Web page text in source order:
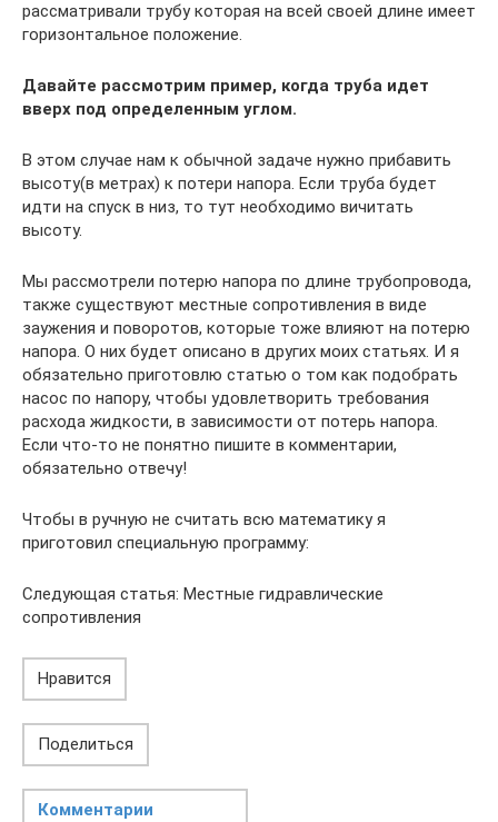
рассматривали трубу которая на всей своей длине имеет
горизонтальное положение.
Давайте рассмотрим пример, когда труба идет
вверх под определенным углом.
В этом случае нам к обычной задаче нужно прибавить
высоту(в метрах) к потери напора. Если труба будет
идти на спуск в низ, то тут необходимо вичитать
высоту.
Мы рассмотрели потерю напора по длине трубопровода,
также существуют местные сопротивления в виде
заужения и поворотов, которые тоже влияют на потерю
напора. О них будет описано в других моих статьях. И я
обязательно приготовлю статью о том как подобрать
насос по напору, чтобы удовлетворить требования
расхода жидкости, в зависимости от потерь напора.
Если что-то не понятно пишите в комментарии,
обязательно отвечу!
Чтобы в ручную не считать всю математику я
приготовил специальную программу:
Следующая статья: Местные гидравлические
сопротивления
Нравится
Поделиться
Комментарии